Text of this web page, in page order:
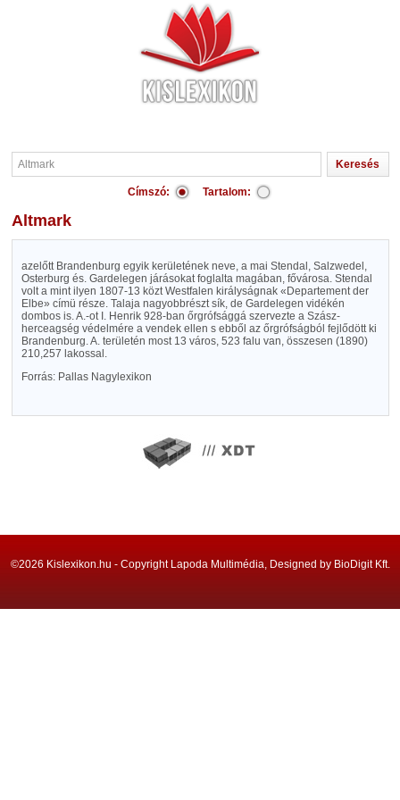
Címszó: Tartalom:
Altmark
azelőtt Brandenburg egyik kerületének neve, a mai Stendal, Salzwedel,
Osterburg és. Gardelegen járásokat foglalta magában, fővárosa. Stendal
volt a mint ilyen 1807-13 közt Westfalen királyságnak «Departement der
Elbe» címü része. Talaja nagyobbrészt sík, de Gardelegen vidékén
dombos is. A.-ot I. Henrik 928-ban őrgrófsággá szervezte a Szász-
herceagség védelmére a vendek ellen s ebből az őrgrófságból fejlődött ki
Brandenburg. A. területén most 13 város, 523 falu van, összesen (1890)
210,257 lakossal.
Forrás: Pallas Nagylexikon
©2026 Kislexikon.hu - Copyright Lapoda Multimédia, Designed by BioDigit Kft.